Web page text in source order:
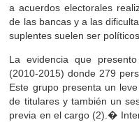
a acuerdos electorales
de las bancas y a las
suplentes suelen ser
La evidencia que
(2010-2015) donde 279
Este grupo presenta un
de titulares y también un
previa en el cargo (2).�